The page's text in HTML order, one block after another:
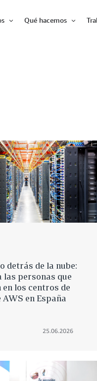
Qué hacemos
detrás de la nube:
las personas que
los centros de
AWS en España
25.06.2026